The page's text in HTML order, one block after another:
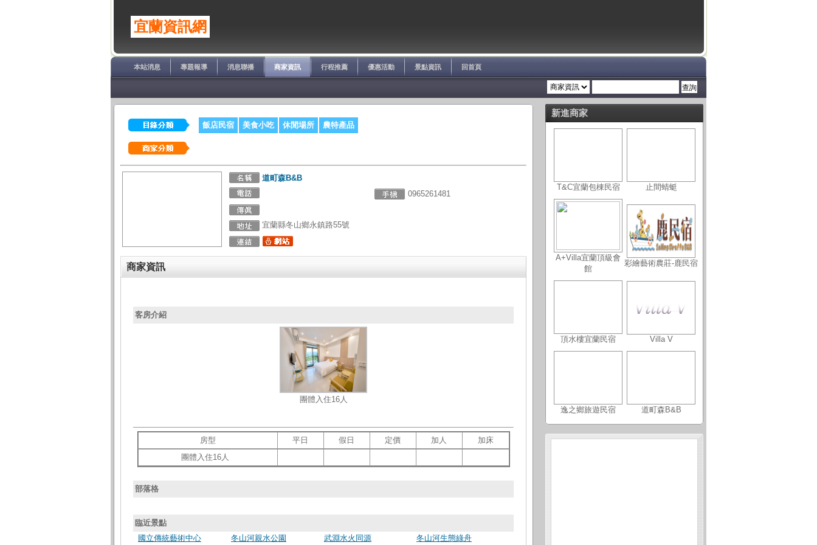
宜蘭資訊網
本站消息 專題報導 消息聯播 商家資訊 行程推薦 優惠活動 景點資訊 回首頁
飯店民宿 美食小吃 休閒場所 農特產品
道町森B&B
0965261481
宜蘭縣冬山鄉永鎮路55號
商家資訊
客房介紹
團體入住16人
房型 平日 假日 定價 加人
加床
團體入住16人
部落格
臨近景點
國立傳統藝術中心
冬山河親水公園 武淵水火同源 冬山河生態綠舟
新進商家
T&C宜蘭包棟民宿 止間蜻蜓
A+Villa宜蘭頂級會
館
彩繪藝術農莊-鹿民宿
頂水樓宜蘭民宿 Villa V
逸之鄉旅遊民宿 道町森B&B